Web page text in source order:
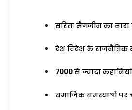
सरिता मैगजीन का
देश विदेश के राजनैतिक
7000 से ज्यादा कहानियां
समाजिक समस्याओं पर